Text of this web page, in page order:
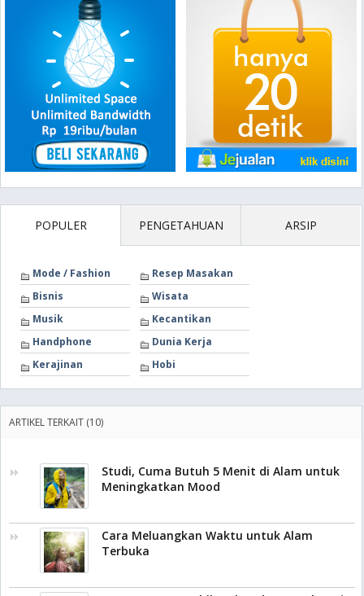
POPULER PENGETAHUAN ARSIP
Mode / Fashion
Resep Masakan
Bisnis
Wisata
Musik
Kecantikan
Handphone
Dunia Kerja
Kerajinan
Hobi
ARTIKEL TERKAIT (10)
Studi, Cuma Butuh 5 Menit di Alam untuk
Meningkatkan Mood
Cara Meluangkan Waktu untuk Alam
Terbuka